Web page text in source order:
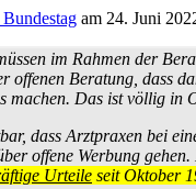
am 24. Juni
im Rahmen der
offenen Beratung, dass
machen. Das ist völlig in
dass Arztpraxen bei
offene Werbung
Urteile seit Oktober